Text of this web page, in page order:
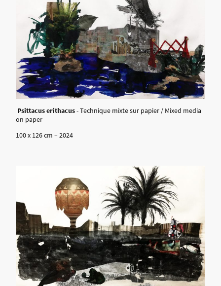
Psittacus erithacus- Technique mixte sur papier / Mixed media
on paper
100 x 126 cm – 2024